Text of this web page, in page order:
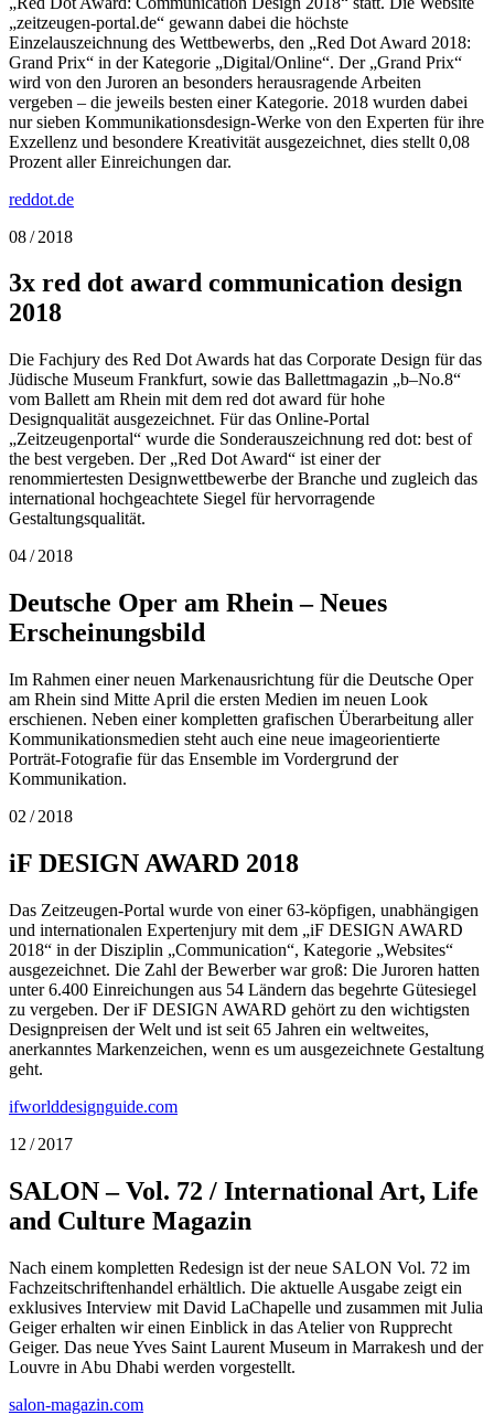
„zeitzeugen-portal.de“ gewann dabei die höchste
Einzelauszeichnung des Wettbewerbs, den „Red Dot Award 2018:
Grand Prix“ in der Kategorie „Digital/Online“. Der „Grand Prix“
wird von den Juroren an besonders herausragende Arbeiten
vergeben – die jeweils besten einer Kategorie. 2018 wurden dabei
nur sieben Kommunikationsdesign-Werke von den Experten für ihre
Exzellenz und besondere Kreativität ausgezeichnet, dies stellt 0,08
Prozent aller Einreichungen dar.
reddot.de
08 / 2018
3x red dot award communication design
2018
Die Fachjury des Red Dot Awards hat das Corporate Design für das
Jüdische Museum Frankfurt, sowie das Ballettmagazin „b–No.8“
vom Ballett am Rhein mit dem red dot award für hohe
Designqualität ausgezeichnet. Für das Online-Portal
„Zeitzeugenportal“ wurde die Sonderauszeichnung red dot: best of
the best vergeben. Der „Red Dot Award“ ist einer der
renommiertesten Designwettbewerbe der Branche und zugleich das
international hochgeachtete Siegel für hervorragende
Gestaltungsqualität.
04 / 2018
Deutsche Oper am Rhein – Neues
Erscheinungsbild
Im Rahmen einer neuen Markenausrichtung für die Deutsche Oper
am Rhein sind Mitte April die ersten Medien im neuen Look
erschienen. Neben einer kompletten grafischen Überarbeitung aller
Kommunikationsmedien steht auch eine neue imageorientierte
Porträt-Fotografie für das Ensemble im Vordergrund der
Kommunikation.
02 / 2018
iF DESIGN AWARD 2018
Das Zeitzeugen-Portal wurde von einer 63-köpfigen, unabhängigen
und internationalen Expertenjury mit dem „iF DESIGN AWARD
2018“ in der Disziplin „Communication“, Kategorie „Websites“
ausgezeichnet. Die Zahl der Bewerber war groß: Die Juroren hatten
unter 6.400 Einreichungen aus 54 Ländern das begehrte Gütesiegel
zu vergeben. Der iF DESIGN AWARD gehört zu den wichtigsten
Designpreisen der Welt und ist seit 65 Jahren ein weltweites,
anerkanntes Markenzeichen, wenn es um ausgezeichnete Gestaltung
geht.
ifworlddesignguide.com
12 / 2017
SALON – Vol. 72 / International Art, Life
and Culture Magazin
Nach einem kompletten Redesign ist der neue SALON Vol. 72 im
Fachzeitschriftenhandel erhältlich. Die aktuelle Ausgabe zeigt ein
exklusives Interview mit David LaChapelle und zusammen mit Julia
Geiger erhalten wir einen Einblick in das Atelier von Rupprecht
Geiger. Das neue Yves Saint Laurent Museum in Marrakesh und der
Louvre in Abu Dhabi werden vorgestellt.
salon-magazin.com